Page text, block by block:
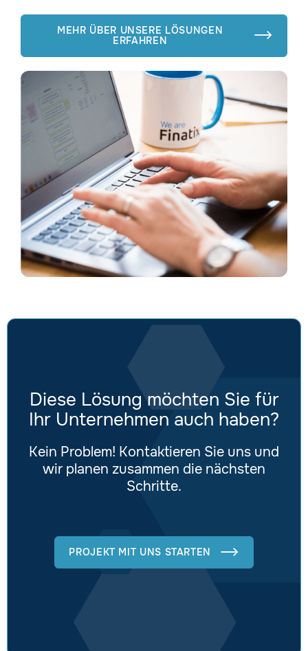
MEHR ÜBER UNSERE LÖSUNGEN
ERFAHREN

Diese Lösung möchten Sie für
Ihr Unternehmen auch haben?
Kein Problem! Kontaktieren Sie uns und
wir planen zusammen die nächsten
Schritte.
PROJEKT MIT UNS STARTEN 